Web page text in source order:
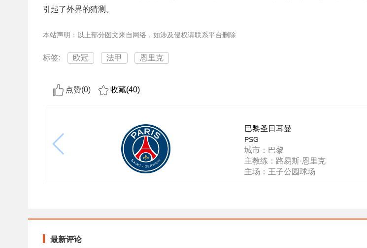
引起了外界的猜测。
本站声明：以上部分图文来自网络，如涉及侵权请联系平台删除
标签: 欧冠 法甲 恩里克
点赞(0) 收藏(40)
巴黎圣日耳曼
PSG
城市：巴黎
主教练：路易斯·恩里克
主场：王子公园球场
最新评论